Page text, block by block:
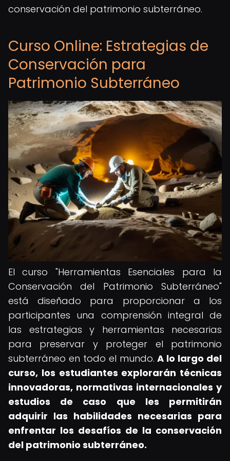
conservación del patrimonio subterráneo.
Curso Online: Estrategias de
Conservación para
Patrimonio Subterráneo
El curso "Herramientas Esenciales para la
Conservación del Patrimonio Subterráneo"
está diseñado para proporcionar a los
participantes una comprensión integral de
las estrategias y herramientas necesarias
para preservar y proteger el patrimonio
subterráneo en todo el mundo.A lo largo del
curso, los estudiantes explorarán técnicas
innovadoras, normativas internacionales y
estudios de caso que les permitirán
adquirir las habilidades necesarias para
enfrentar los desafíos de la conservación
del patrimonio subterráneo.